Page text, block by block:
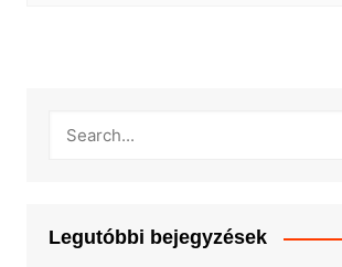
Legutóbbi bejegyzések